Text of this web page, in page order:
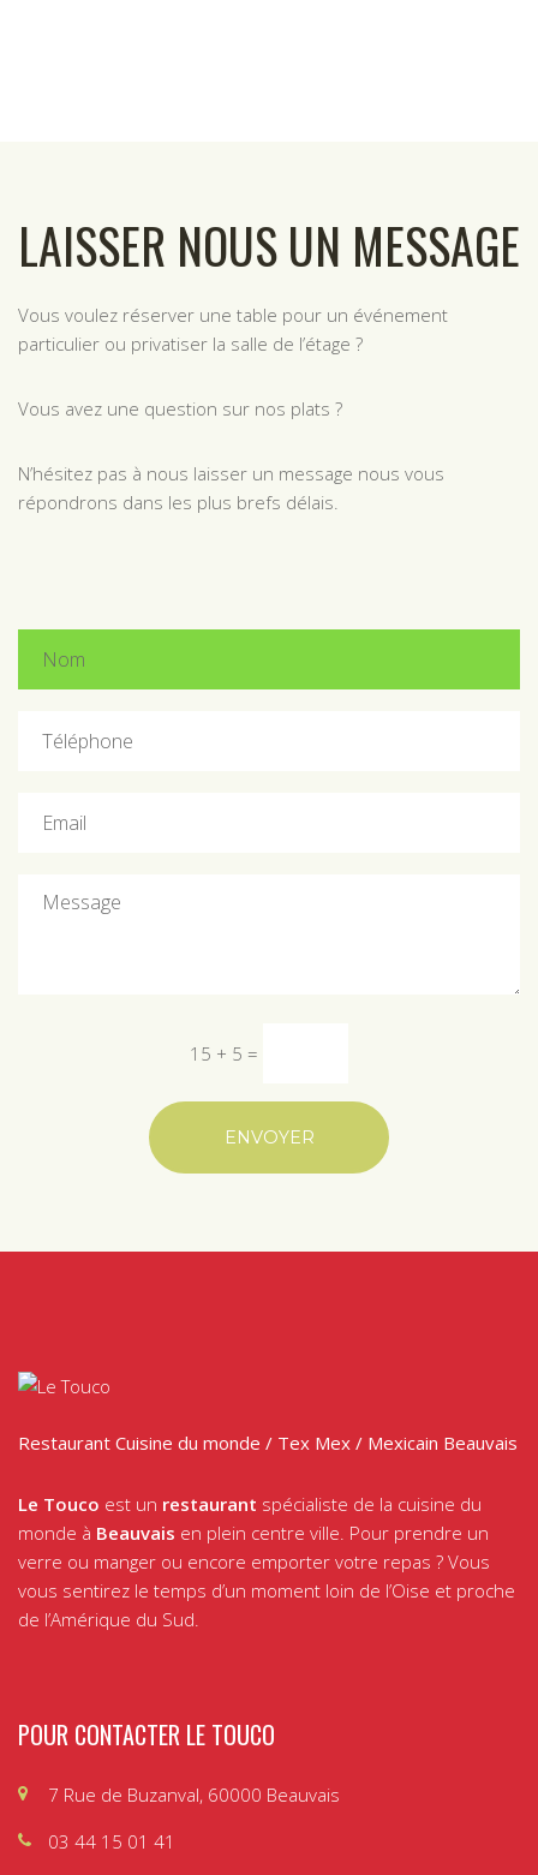
LAISSER NOUS UN MESSAGE
Vous voulez réserver une table pour un événement
particulier ou privatiser la salle de l’étage ?
Vous avez une question sur nos plats ?
N’hésitez pas à nous laisser un message nous vous
répondrons dans les plus brefs délais.
15 + 5 =
ENVOYER
Restaurant Cuisine du monde / Tex Mex / Mexicain Beauvais
Le Touco est un restaurant spécialiste de la cuisine du
monde à Beauvais en plein centre ville. Pour prendre un
verre ou manger ou encore emporter votre repas ? Vous
vous sentirez le temps d’un moment loin de l’Oise et proche
de l’Amérique du Sud.
POUR CONTACTER LE TOUCO
7 Rue de Buzanval, 60000 Beauvais
03 44 15 01 41